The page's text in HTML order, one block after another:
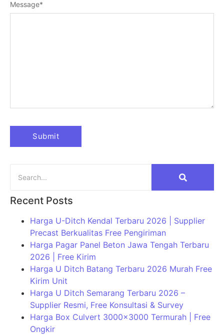
Message*
Recent Posts
Harga U-Ditch Kendal Terbaru 2026 | Supplier
Precast Berkualitas Free Pengiriman
Harga Pagar Panel Beton Jawa Tengah Terbaru
2026 | Free Kirim
Harga U Ditch Batang Terbaru 2026 Murah Free
Kirim Unit
Harga U Ditch Semarang Terbaru 2026 –
Supplier Resmi, Free Konsultasi & Survey
Harga Box Culvert 3000×3000 Termurah | Free
Ongkir